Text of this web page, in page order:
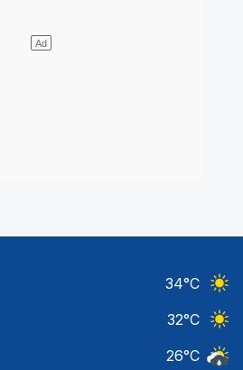
34°C
32°C
26°C